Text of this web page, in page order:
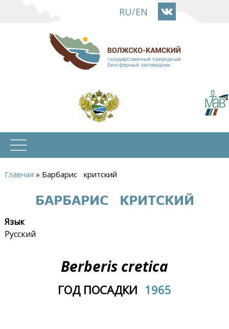
основному
содержанию
RU/EN
здесь
Главная » Барбарис критский
БАРБАРИС КРИТСКИЙ
Язык
Русский
Berberis cretica
ГОД ПОСАДКИ 1965